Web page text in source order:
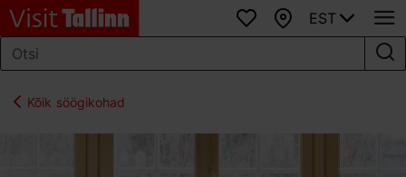
Lemmikud
Kaart
EST
Kõik söögikohad